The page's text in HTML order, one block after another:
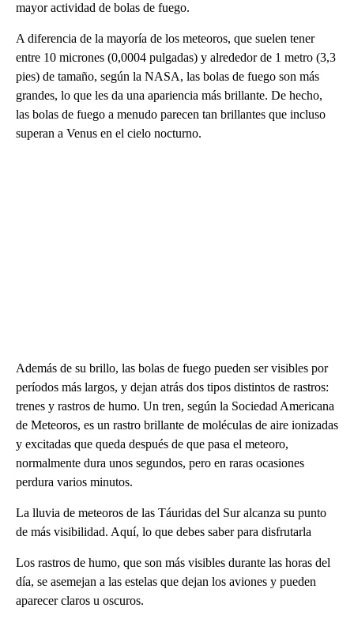
mayor actividad de bolas de fuego.
A diferencia de la mayoría de los meteoros, que suelen tener
entre 10 micrones (0,0004 pulgadas) y alrededor de 1 metro (3,3
pies) de tamaño, según la NASA, las bolas de fuego son más
grandes, lo que les da una apariencia más brillante. De hecho,
las bolas de fuego a menudo parecen tan brillantes que incluso
superan a Venus en el cielo nocturno.
Además de su brillo, las bolas de fuego pueden ser visibles por
períodos más largos, y dejan atrás dos tipos distintos de rastros:
trenes y rastros de humo. Un tren, según la Sociedad Americana
de Meteoros, es un rastro brillante de moléculas de aire ionizadas
y excitadas que queda después de que pasa el meteoro,
normalmente dura unos segundos, pero en raras ocasiones
perdura varios minutos.
La lluvia de meteoros de las Táuridas del Sur alcanza su punto
de más visibilidad. Aquí, lo que debes saber para disfrutarla
Los rastros de humo, que son más visibles durante las horas del
día, se asemejan a las estelas que dejan los aviones y pueden
aparecer claros u oscuros.